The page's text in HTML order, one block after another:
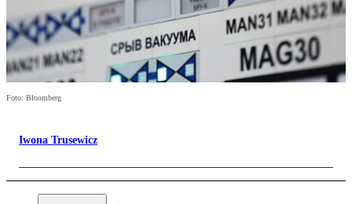
Foto: Bloomberg
Iwona Trusewicz